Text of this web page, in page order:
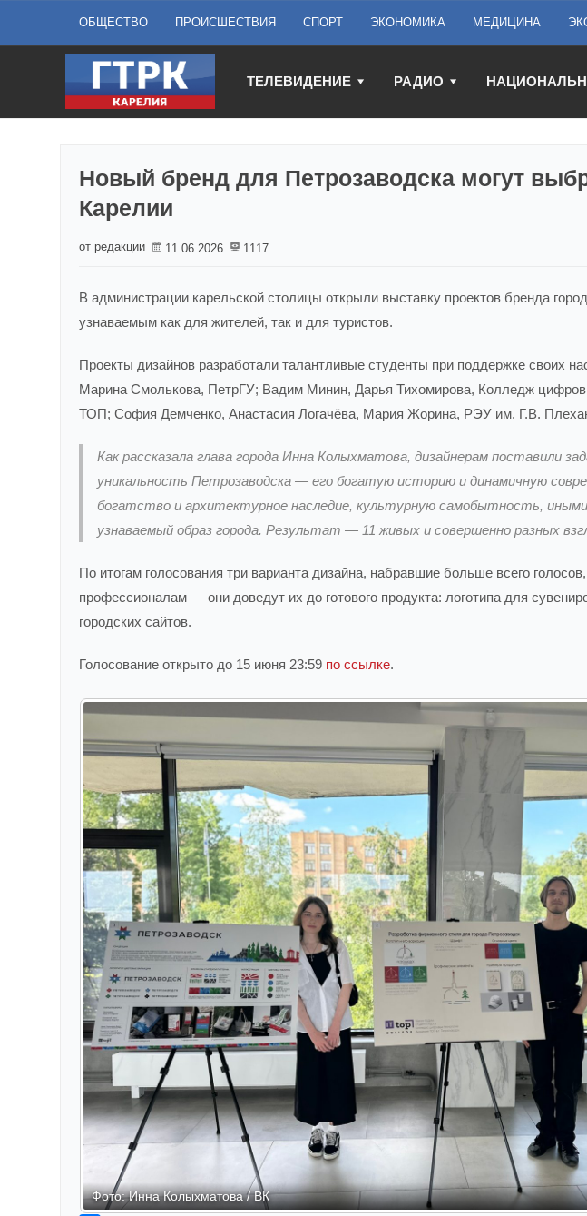
ОБЩЕСТВО ПРОИСШЕСТВИЯ СПОРТ ЭКОНОМИКА МЕДИЦИНА
ТЕЛЕВИДЕНИЕ РАДИО
Новый бренд для Петрозаводска могут
Карелии
от редакции 11.06.2026 1117
В администрации карельской столицы открыли выставку проектов бренда
узнаваемым как для жителей, так и для туристов.
Проекты дизайнов разработали талантливые студенты при поддержке своих
Марина Смолькова, ПетрГУ; Вадим Минин, Дарья Тихомирова, Колледж
ТОП; София Демченко, Анастасия Логачёва, Мария Жорина, РЭУ им. Г.В.
Как рассказала глава города Инна Колыхматова, дизайнерам поставили
уникальность Петрозаводска — его богатую историю и динамичную
богатство и архитектурное наследие, культурную самобытность,
узнаваемый образ города. Результат — 11 живых и совершенно разных
По итогам голосования три варианта дизайна, набравшие больше всего
профессионалам — они доведут их до готового продукта: логотипа для
городских сайтов.
Голосование открыто до 15 июня 23:59 по ссылке.
Фото: Инна Колыхматова / ВК